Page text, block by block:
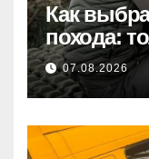
Как
похода:
размер
07.08.2026